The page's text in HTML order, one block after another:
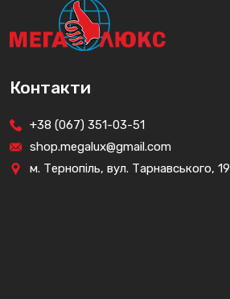
Контакти
+38 (067) 351-03-51
shop.megalux@gmail.com
м. Тернопіль, вул. Тарнавського, 19